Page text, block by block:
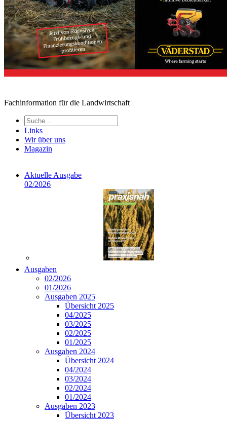
Fachinformation für die Landwirtschaft
Links
Wir über uns
Magazin
Aktuelle Ausgabe
02/2026
Ausgaben
02/2026
01/2026
Ausgaben 2025
Übersicht 2025
04/2025
03/2025
02/2025
01/2025
Ausgaben 2024
Übersicht 2024
04/2024
03/2024
02/2024
01/2024
Ausgaben 2023
Übersicht 2023